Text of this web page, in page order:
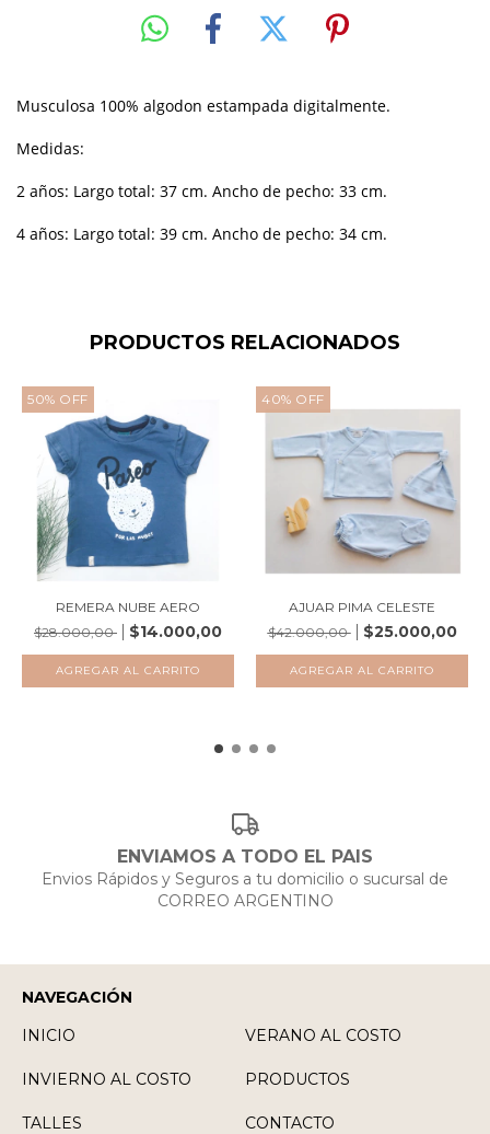
Musculosa 100% algodon estampada digitalmente.
Medidas:
2 años: Largo total: 37 cm. Ancho de pecho: 33 cm.
4 años: Largo total: 39 cm. Ancho de pecho: 34 cm.
PRODUCTOS RELACIONADOS
50% OFF
REMERA NUBE AERO
$28.000,00
$14.000,00
AGREGAR AL CARRITO
40% OFF
AJUAR PIMA CELESTE
$42.000,00
$25.000,00
AGREGAR AL CARRITO
ENVIAMOS A TODO EL PAIS
Envios Rápidos y Seguros a tu domicilio o sucursal de
CORREO ARGENTINO
NAVEGACIÓN
INICIO
VERANO AL COSTO
INVIERNO AL COSTO PRODUCTOS
TALLES CONTACTO